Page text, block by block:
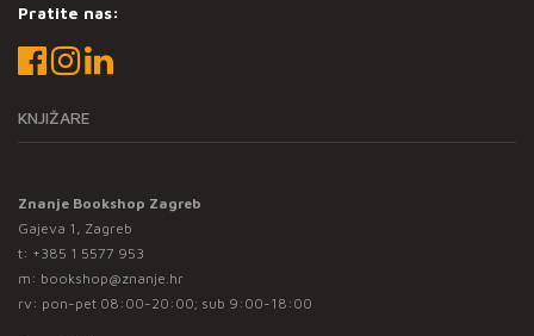
Pratite nas:
KNJIŽARE
Znanje Bookshop Zagreb
Gajeva 1, Zagreb
t: +385 1 5577 953
m: bookshop@znanje.hr
rv: pon-pet 08:00-20:00; sub 9:00-18:00